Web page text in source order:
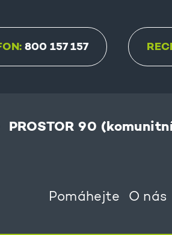
800 157 157
PROSTOR 90
Pomáhejte O nás